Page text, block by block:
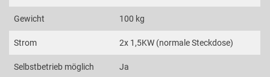
Gewicht 100 kg
Strom 2x 1,5KW (normale Steckdose)
Selbstbetrieb möglich Ja